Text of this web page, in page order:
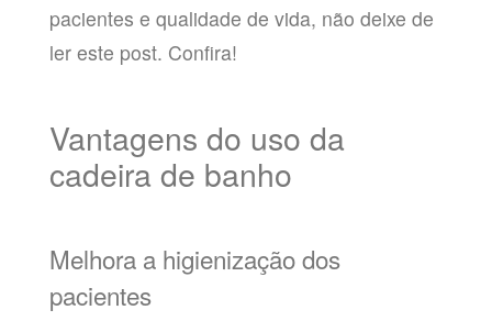
pacientes e qualidade de vida, não deixe de
ler este post. Confira!
Vantagens do uso da
cadeira de banho
Melhora a higienização dos
pacientes